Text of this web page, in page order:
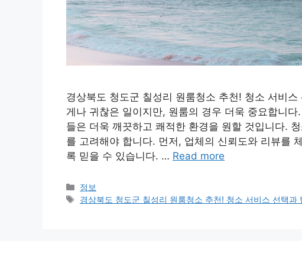
경상북도 청도군 칠성리 원룸청소 추천! 청소 서비
게나 귀찮은 일이지만, 원룸의 경우 더욱 중요합니
들은 더욱 깨끗하고 쾌적한 환경을 원할 것입니다.
를 고려해야 합니다. 먼저, 업체의 신뢰도와 리뷰를
록 믿을 수 있습니다. … Read more
Categories
정보
Tags
경상북도 청도군 칠성리 원룸청소 추천! 청소 서비스 선택과